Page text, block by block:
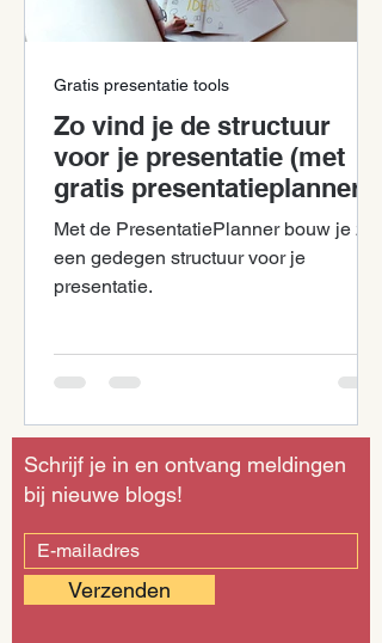
Zo vind je de structuur
voor je presentatie (met
gratis presentatieplanner)
Met de PresentatiePlanner bouw je zelf
een gedegen structuur voor je
presentatie.
Gratis presentatie tools
Schrijf je in en ontvang meldingen
bij nieuwe blogs!
Verzenden